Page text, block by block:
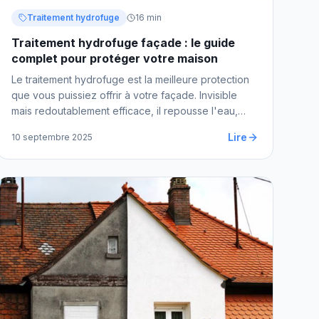
Traitement hydrofuge 16 min
Traitement hydrofuge façade : le guide
complet pour protéger votre maison
Le traitement hydrofuge est la meilleure protection
que vous puissiez offrir à votre façade. Invisible
mais redoutablement efficace, il repousse l'eau,
10 septembre 2025 Lire